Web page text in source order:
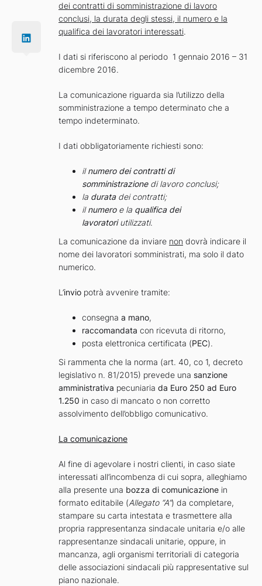
dei contratti di somministrazione di lavoro
conclusi, la durata degli stessi, il numero e la
qualifica dei lavoratori interessati.
I dati si riferiscono al periodo 1 gennaio 2016 – 31
dicembre 2016.
La comunicazione riguarda sia l’utilizzo della
somministrazione a tempo determinato che a
tempo indeterminato.
I dati obbligatoriamente richiesti sono:
ilnumero dei contratti di
somministrazionedi lavoro conclusi;
la duratadei contratti;
ilnumeroe la qualifica dei
lavoratoriutilizzati.
La comunicazione da inviare non dovrà indicare il
nome dei lavoratori somministrati, ma solo il dato
numerico.
L’invio potrà avvenire tramite:
consegna a mano,
raccomandata con ricevuta di ritorno,
posta elettronica certificata (PEC).
Si rammenta che la norma (art. 40, co 1, decreto
legislativo n. 81/2015) prevede una sanzione
amministrativa pecuniaria da Euro 250 ad Euro
1.250 in caso di mancato o non corretto
assolvimento dell’obbligo comunicativo.
La comunicazione
Al fine di agevolare i nostri clienti, in caso siate
interessati all’incombenza di cui sopra, alleghiamo
alla presente una bozza di comunicazione in
formato editabile (Allegato “A”) da completare,
stampare su carta intestata e trasmettere alla
propria rappresentanza sindacale unitaria e/o alle
rappresentanze sindacali unitarie, oppure, in
mancanza, agli organismi territoriali di categoria
delle associazioni sindacali più rappresentative sul
piano nazionale.